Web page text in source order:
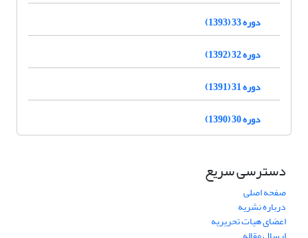
دوره 33 (1393)
دوره 32 (1392)
دوره 31 (1391)
دوره 30 (1390)
دسترسی سریع
صفحه اصلی
درباره نشریه
اعضای هیات تحریریه